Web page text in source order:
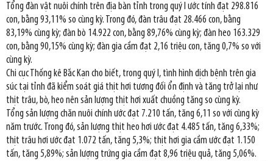
Tổng đàn vật nuôi chính trên địa bàn tỉnh trong quý I ước tính đạt 298.816
con, bằng 93,11% so cùng kỳ. Trong đó, đàn trâu đạt 28.466 con, bằng
83,19% cùng kỳ; đàn bò 14.922 con, bằng 89,76% cùng kỳ; đàn heo 163.329
con, bằng 90,15% cùng kỳ; đàn gia cầm đạt 2,16 triệu con, tăng 0,7% so với
cùng kỳ.
Chi cục Thống kê Bắc Kạn cho biết, trong quý I, tình hình dịch bệnh trên gia
súc tại tỉnh đã kiểm soát giá thịt hơi tương đối ổn định và tăng trở lại như
thịt trâu, bò, heo nên sản lượng thịt hơi xuất chuồng tăng so cùng kỳ.
Tổng sản lượng chăn nuôi chính ước đạt 7.210 tấn, tăng 6,11 so với cùng kỳ
năm trước. Trong đó, sản lượng thịt heo hơi ước đạt 4.485 tấn, tăng 6,33%;
thịt trâu hơi ước đạt 1.072 tấn, tăng 5,3%; thịt hơi gia cầm ước đạt 1.150
tấn, tăng 5,89%; sản lượng trứng gia cầm đạt 8,96 triệu quả, tăng 5,06%.